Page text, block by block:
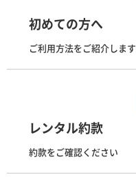
初めての方へ
ご利用方法をご紹介します
レンタル約款
約款をご確認ください